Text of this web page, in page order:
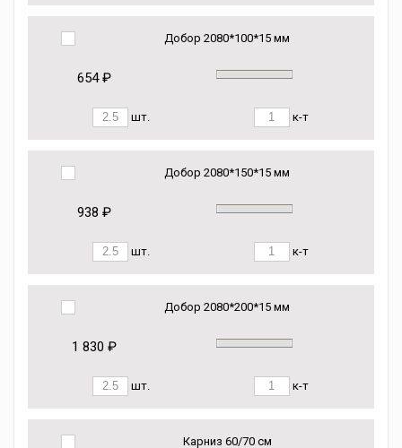
Добор 2080*100*15 мм
654 ₽
шт. к-т
Добор 2080*150*15 мм
938 ₽
шт. к-т
Добор 2080*200*15 мм
1 830 ₽
шт. к-т
Карниз 60/70 см